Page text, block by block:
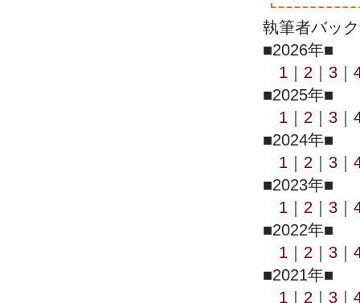
執筆者バッ
■2026年■
1
2 3
■2025年■
1
2 3
■2024年■
1
2 3
■2023年■
1
2 3
■2022年■
1
2 3
■2021年■
1
2 3